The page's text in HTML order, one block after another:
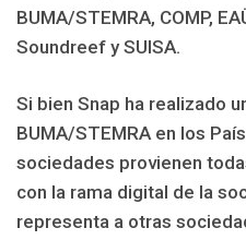
BUMA/STEMRA, COMP,
Soundreef y SUISA.
Si bien Snap ha realizado
BUMA/STEMRA en los
sociedades provienen
con la rama digital de la
representa a otras